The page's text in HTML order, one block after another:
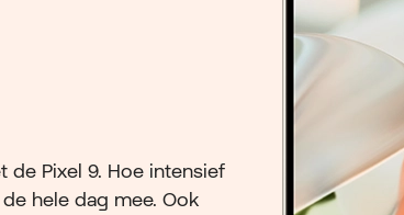
de Pixel 9. Hoe intensief
hele dag mee. Ook